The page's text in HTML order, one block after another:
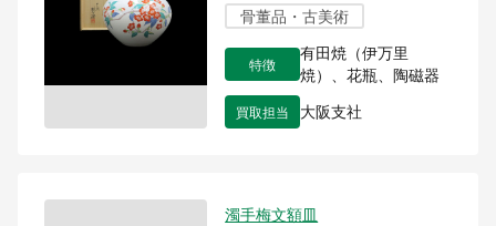
骨董品・古美術
特徴
有田焼（伊万里
焼）、花瓶、陶磁器
買取担当 大阪支社
濁手梅文額皿